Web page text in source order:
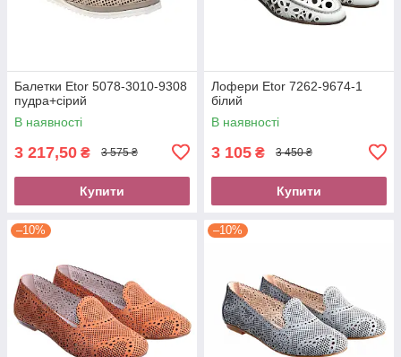
Балетки Etor 5078-3010-9308
пудра+сірий
В наявності
3 217,50 ₴ 3 575 ₴
Купити
Лофери Etor 7262-9674-1
білий
В наявності
3 105 ₴ 3 450 ₴
Купити
–10% –10%